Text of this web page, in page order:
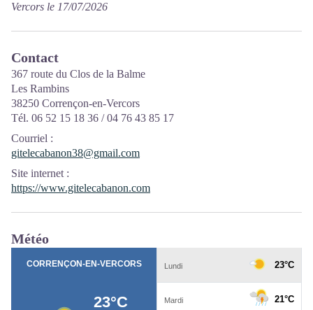
Vercors le 17/07/2026
Contact
367 route du Clos de la Balme
Les Rambins
38250 Corrençon-en-Vercors
Tél. 06 52 15 18 36 / 04 76 43 85 17
Courriel :
gitelecabanon38@gmail.com
Site internet :
https://www.gitelecabanon.com
Météo